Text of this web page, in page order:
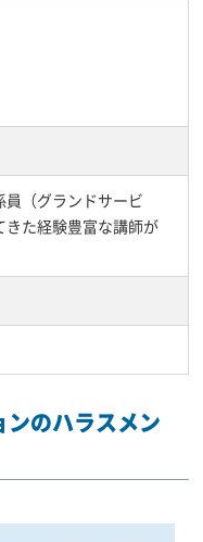
（グランドサービ
きた経験豊富な講師が
のハラスメン